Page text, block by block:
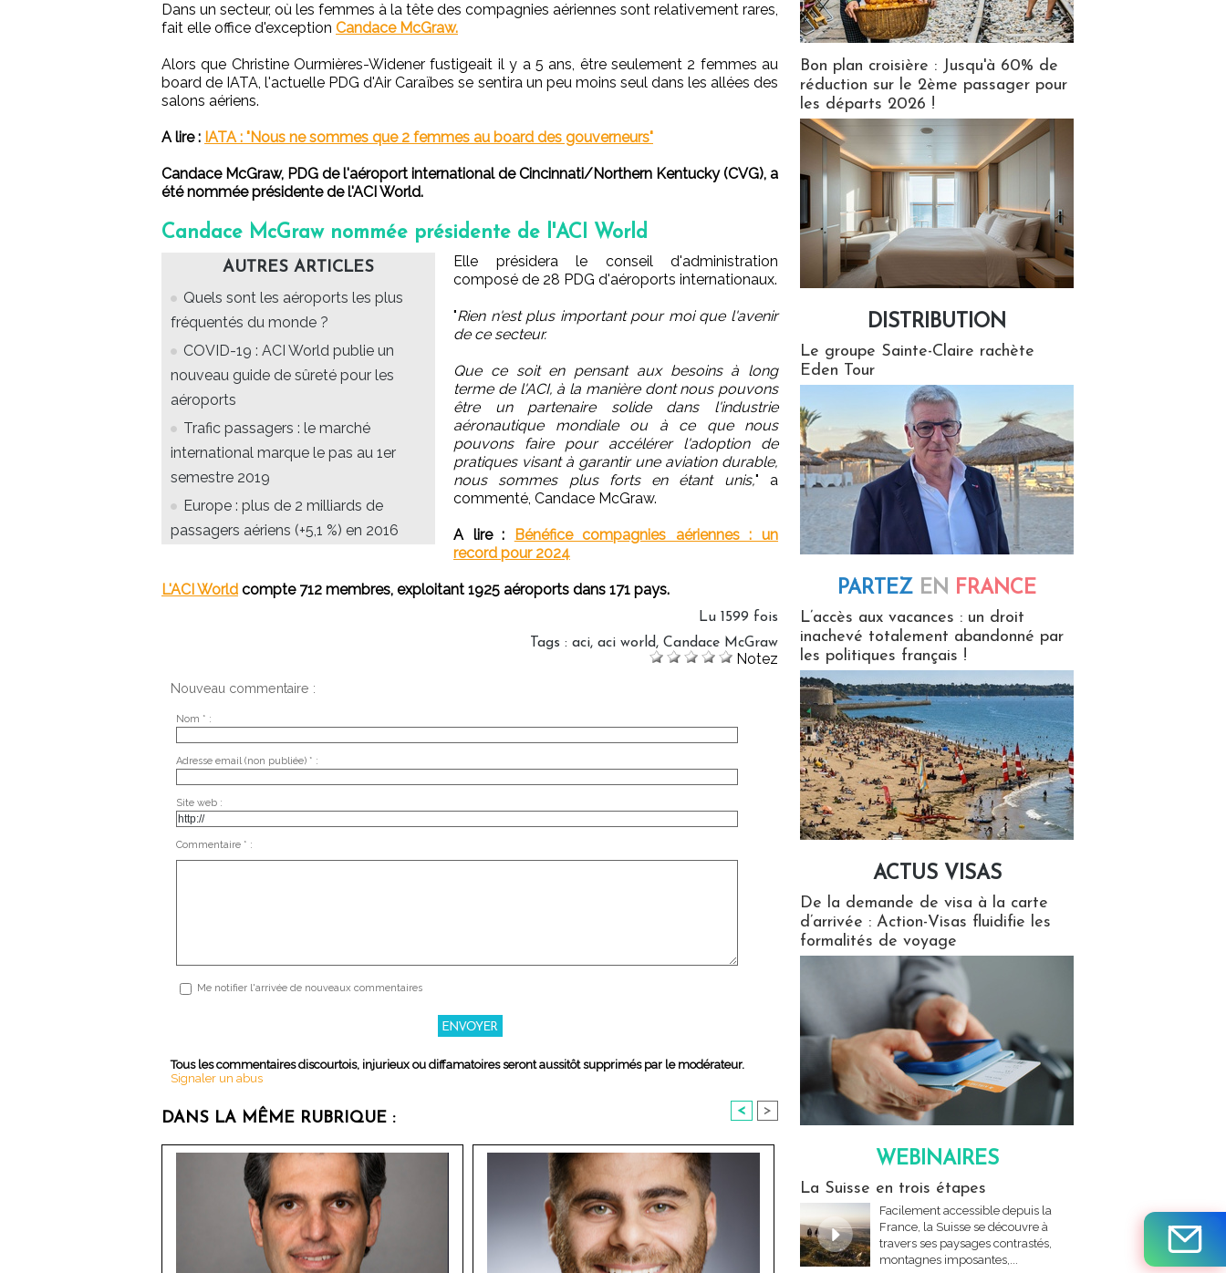
Dans un secteur, où les femmes à la tête des compagnies aériennes sont relativement rares,
fait elle office d'exception Candace McGraw.
Alors que Christine Ourmières-Widener fustigeait il y a 5 ans, être seulement 2 femmes au
board de IATA, l'actuelle PDG d'Air Caraïbes se sentira un peu moins seul dans les allées des
salons aériens.
A lire : IATA : "Nous ne sommes que 2 femmes au board des gouverneurs"
Candace McGraw, PDG de l'aéroport international de Cincinnati/Northern Kentucky (CVG), a
été nommée présidente de l'ACI World.
Candace McGraw nommée présidente de l'ACI World
AUTRES ARTICLES
Quels sont les aéroports les plus
fréquentés du monde ?
COVID-19 : ACI World publie un
nouveau guide de sûreté pour les
aéroports
Trafic passagers : le marché
international marque le pas au 1er
semestre 2019
Europe : plus de 2 milliards de
passagers aériens (+5,1 %) en 2016
Elle présidera le conseil d'administration
composé de 28 PDG d'aéroports internationaux.
"Rien n'est plus important pour moi que l'avenir
de ce secteur.
Que ce soit en pensant aux besoins à long
terme de l'ACI, à la manière dont nous pouvons
être un partenaire solide dans l'industrie
aéronautique mondiale ou à ce que nous
pouvons faire pour accélérer l'adoption de
pratiques visant à garantir une aviation durable,
nous sommes plus forts en étant unis," a
commenté, Candace McGraw.
A lire :
Bénéfice compagnies aériennes : un
record pour 2024
L'ACI World compte 712 membres, exploitant 1925 aéroports dans 171 pays.
Lu 1599 fois
Tags : aci, aci world, Candace McGraw
Notez
Nouveau commentaire :
Nom * :
Adresse email (non publiée) * :
Site web :
Commentaire * :
Me notifier l'arrivée de nouveaux commentaires
Tous les commentaires discourtois, injurieux ou diffamatoires seront aussitôt supprimés par le modérateur.
Signaler un abus
DANS LA MÊME RUBRIQUE : < >
Bon plan croisière : Jusqu'à 60% de
réduction sur le 2ème passager pour
les départs 2026 !
DISTRIBUTION
Le groupe Sainte-Claire rachète
Eden Tour
PARTEZ EN FRANCE
L’accès aux vacances : un droit
inachevé totalement abandonné par
les politiques français !
ACTUS VISAS
De la demande de visa à la carte
d’arrivée : Action-Visas fluidifie les
formalités de voyage
WEBINAIRES
La Suisse en trois étapes
Facilement accessible depuis la
France, la Suisse se découvre à
travers ses paysages contrastés,
montagnes imposantes,...